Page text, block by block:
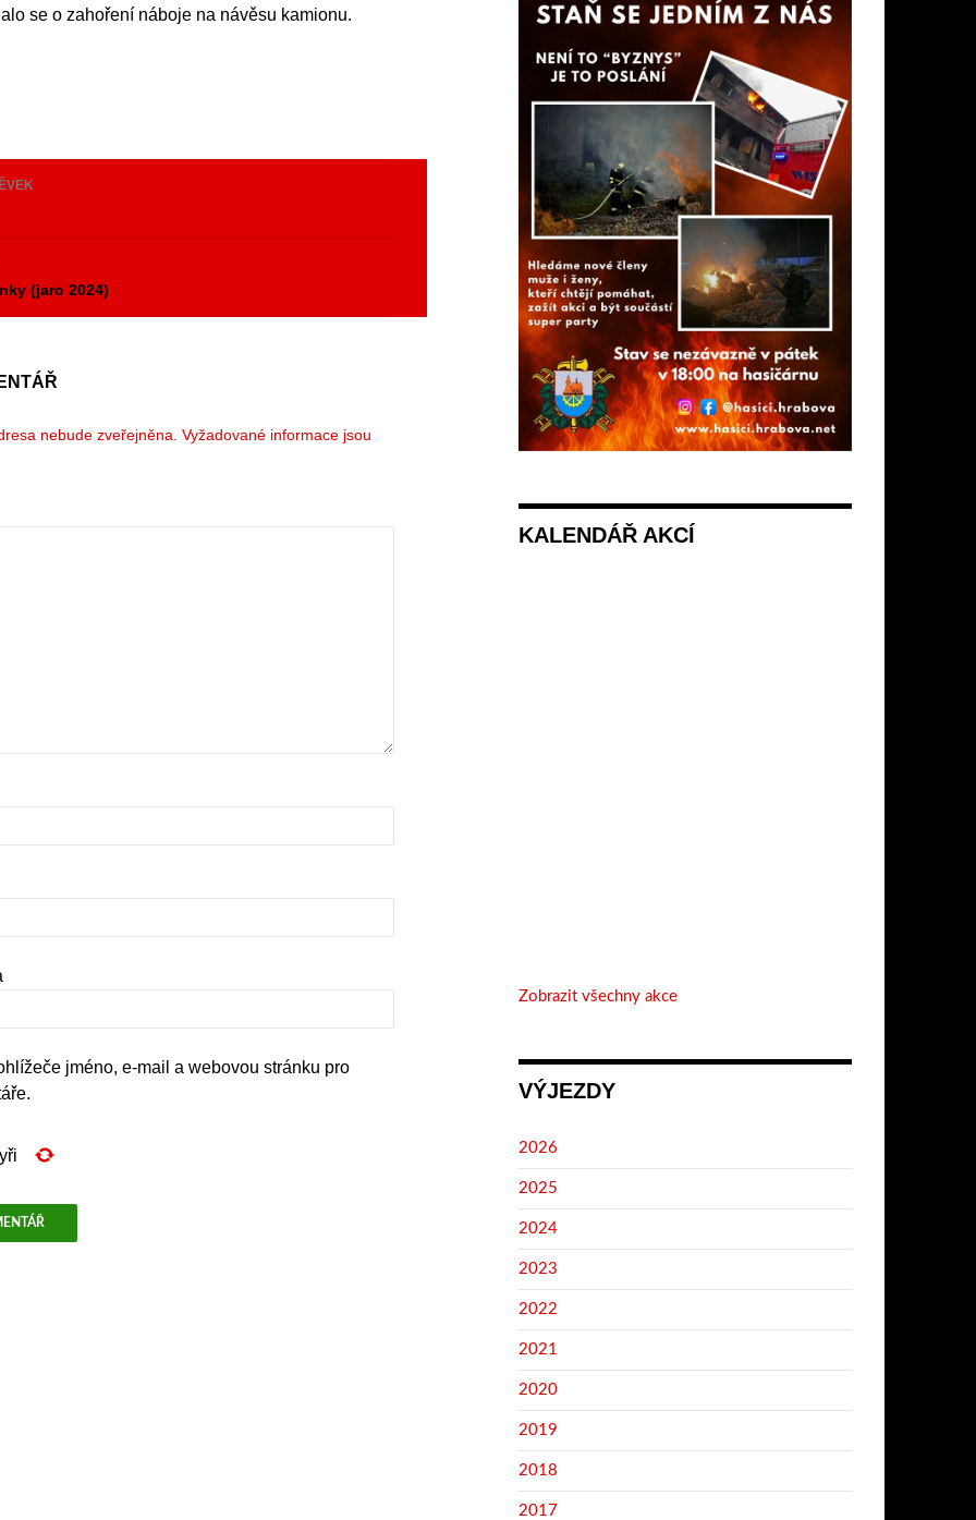
se o zahoření náboje na návěsu kamionu.
(jaro 2024)
nebude zveřejněna. Vyžadované informace jsou
jméno, e-mail a webovou stránku pro
KALENDÁŘ AKCÍ
Zobrazit všechny akce
VÝJEZDY
2026
2025
2024
2023
2022
2021
2020
2019
2018
2017